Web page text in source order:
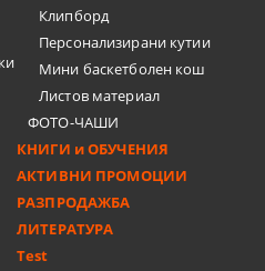
Клипборд
Персонализирани кутии
Мини баскетболен кош
Листов материал
ФОТО-ЧАШИ
КНИГИ и ОБУЧЕНИЯ
АКТИВНИ ПРОМОЦИИ
РАЗПРОДАЖБА
ЛИТЕРАТУРА
Test